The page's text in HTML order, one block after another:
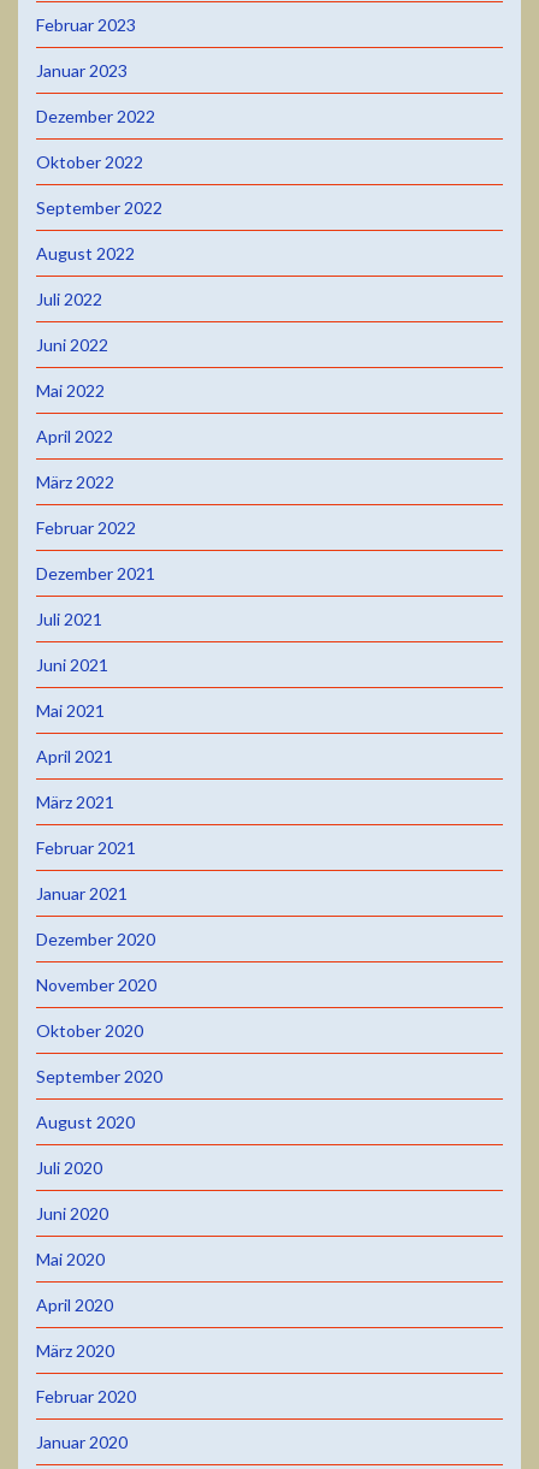
Februar 2023
Januar 2023
Dezember 2022
Oktober 2022
September 2022
August 2022
Juli 2022
Juni 2022
Mai 2022
April 2022
März 2022
Februar 2022
Dezember 2021
Juli 2021
Juni 2021
Mai 2021
April 2021
März 2021
Februar 2021
Januar 2021
Dezember 2020
November 2020
Oktober 2020
September 2020
August 2020
Juli 2020
Juni 2020
Mai 2020
April 2020
März 2020
Februar 2020
Januar 2020